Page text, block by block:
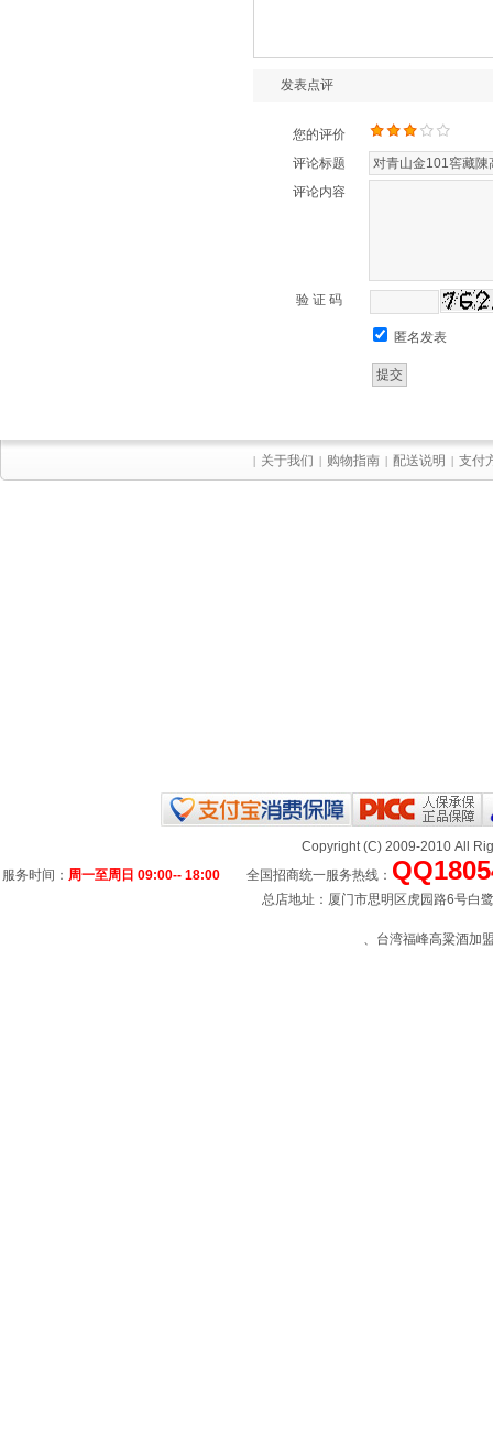
发表点评
您的评价
评论标题
评论内容
验 证 码
匿名发表
| 关于我们 | 购物指南 | 配送说明 | 支付
Copyright (C) 2009-2010 All
服务时间： 周一至周日 09:00-- 18:00全国招商统一服务热线：
总店地址：厦门市思明区虎园路6号白
、台湾福峰高粱酒加